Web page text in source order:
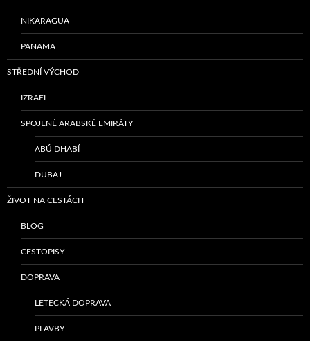
NIKARAGUA
PANAMA
STŘEDNÍ VÝCHOD
IZRAEL
SPOJENÉ ARABSKÉ EMIRÁTY
ABÚ DHABÍ
DUBAJ
ŽIVOT NA CESTÁCH
BLOG
CESTOPISY
DOPRAVA
LETECKÁ DOPRAVA
PLAVBY